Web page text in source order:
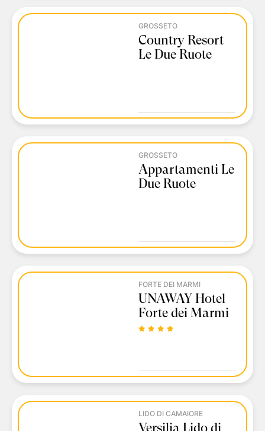
GROSSETO
Country Resort
Le Due Ruote
GROSSETO
Appartamenti Le
Due Ruote
FORTE DEI MARMI
UNAWAY Hotel
Forte dei Marmi
LIDO DI CAMAIORE
Versilia Lido di